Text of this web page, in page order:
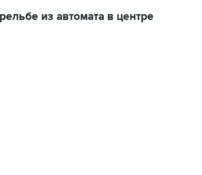
из автомата в центре